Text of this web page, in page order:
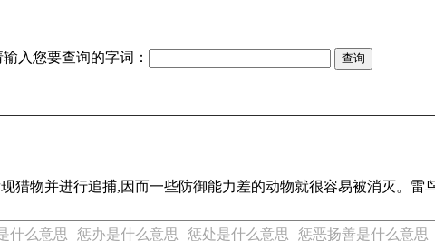
输入您要查询的字词：
猎物并进行追捕,因而一些防御能力差的动物就很容易被消灭。
什么意思 惩办是什么意思 惩处是什么意思 惩恶扬善是什么意思